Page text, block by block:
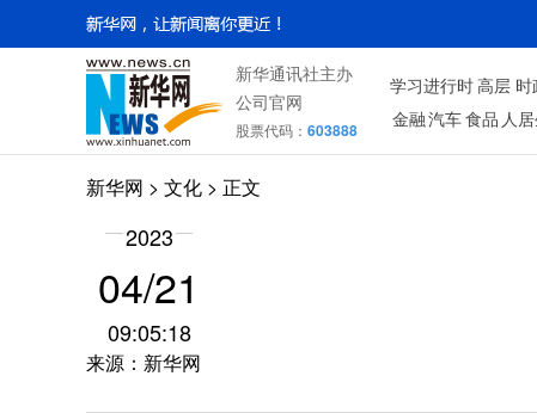
新华通讯社主办
公司官网
股票代码： 603888
学习进行时 高层 时
金融 汽车 食品 人
新华网 > 文化 > 正文
2023
04/21
09:05:18
来源：新华网